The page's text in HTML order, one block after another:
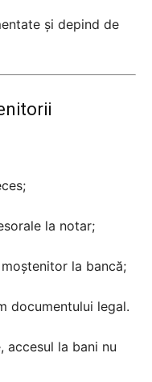
și depind de
la notar;
la bancă;
documentului legal.
accesul la bani nu